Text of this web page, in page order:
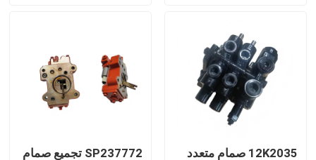
منتجات
أشرطة فيديو
12K2035 صمام متعدد
SP237772 تجميع صمام